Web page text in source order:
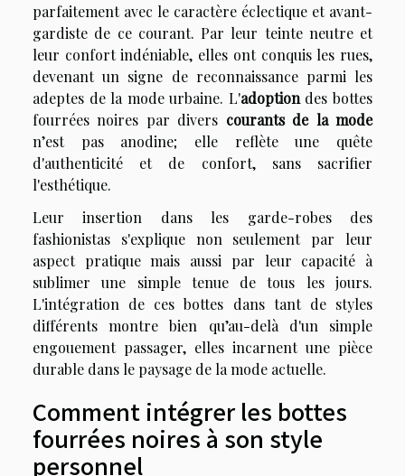
parfaitement avec le caractère éclectique et avant-
gardiste de ce courant. Par leur teinte neutre et
leur confort indéniable, elles ont conquis les rues,
devenant un signe de reconnaissance parmi les
adeptes de la mode urbaine. L'adoptiondes bottes
fourrées noires par divers courants de la mode
n’est pas anodine; elle reflète une quête
d'authenticité et de confort, sans sacrifier
l'esthétique.
Leur insertion dans les garde-robes des
fashionistas s'explique non seulement par leur
aspect pratique mais aussi par leur capacité à
sublimer une simple tenue de tous les jours.
L'intégration de ces bottes dans tant de styles
différents montre bien qu’au-delà d'un simple
engouement passager, elles incarnent une pièce
durable dans le paysage de la mode actuelle.
Comment intégrer les bottes
fourrées noires à son style
personnel